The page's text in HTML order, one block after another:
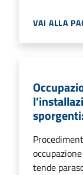
VAI ALLA
tende